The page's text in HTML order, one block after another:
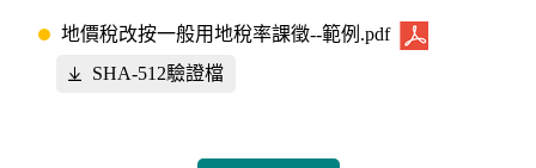
地價稅改按一般用地稅率課徵--範例.pdf
SHA-512驗證檔